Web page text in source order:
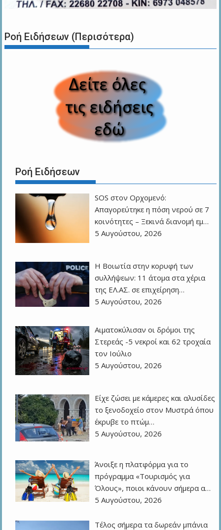
Ροή Ειδήσεων (Περισότερα)
Ροή Ειδήσεων
SOS στον Ορχομενό:
Απαγορεύτηκε η πόση νερού σε 7
κοινότητες – Ξεκινά διανομή εμ…
5 Αυγούστου, 2026
Η Βοιωτία στην κορυφή των
συλλήψεων: 11 άτομα στα χέρια
της ΕΛ.ΑΣ. σε επιχείρηση…
5 Αυγούστου, 2026
Αιματοκύλισαν οι δρόμοι της
Στερεάς -5 νεκροί και 62 τροχαία
τον Ιούλιο
5 Αυγούστου, 2026
Είχε ζώσει με κάμερες και αλυσίδες
το ξενοδοχείο στον Μυστρά όπου
έκρυβε το πτώμ…
5 Αυγούστου, 2026
Άνοιξε η πλατφόρμα για το
πρόγραμμα «Τουρισμός για
Όλους», ποιοι κάνουν σήμερα α…
5 Αυγούστου, 2026
Τέλος σήμερα τα δωρεάν μπάνια